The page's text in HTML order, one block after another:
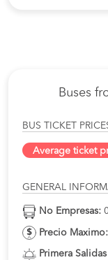
Buses
BUS TICKET
Average ticket
GENERAL
No Empresas:
Precio Maximo:
Primera